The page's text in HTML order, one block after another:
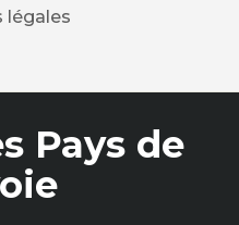
légales
Pays de